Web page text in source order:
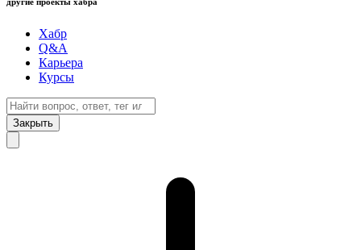
Хабр
Q&A
Карьера
Курсы
Закрыть